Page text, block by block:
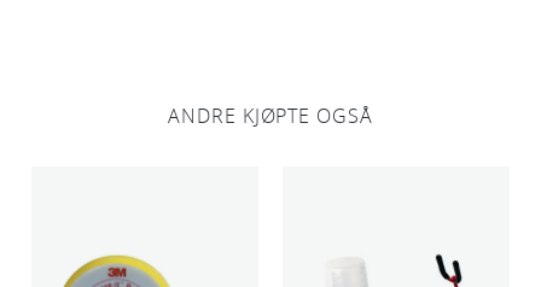
ANDRE KJØPTE OGSÅ